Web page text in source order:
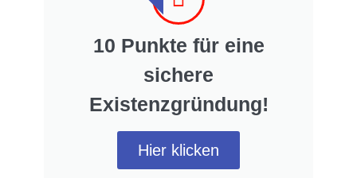
10 Punkte für eine
sichere
Existenzgründung!
Hier klicken